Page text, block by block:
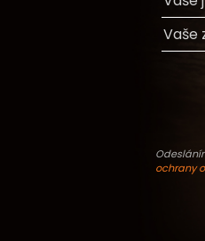
ochrany